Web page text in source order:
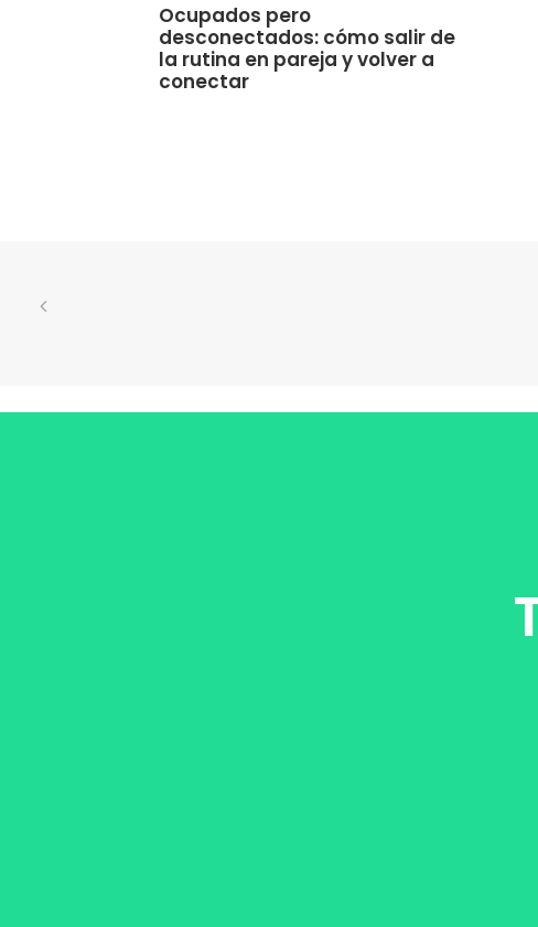
Ocupados pero
desconectados: cómo salir de
la rutina en pareja y volver a
conectar